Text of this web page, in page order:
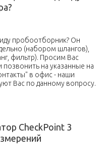
пробоотборник? Он
(набором шлангов),
фильтр). Просим Вас
позвонить на указанные на
в офис - наши
Вас по данному вопросу.
CheckPoint 3